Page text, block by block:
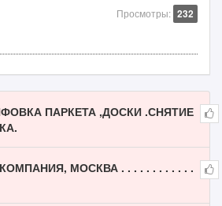
Просмотры: 232
ПАРКЕТА ,ДОСКИ .СНЯТИЕ
МОСКВА . . . . . . . . . . . .